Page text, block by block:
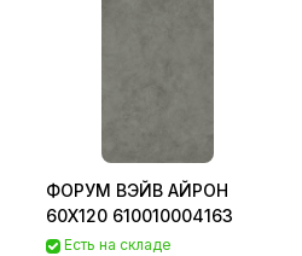
ФОРУМ ВЭЙВ АЙРОН
60X120 610010004163
Есть на складе